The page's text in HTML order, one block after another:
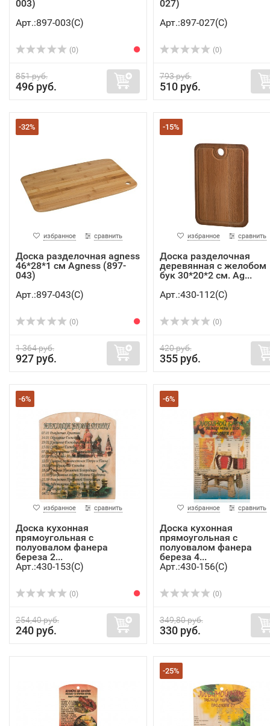
003)
Арт.:897-003(C)
(0)
851 руб.
496 руб.
027)
Арт.:897-027(C)
(0)
793 руб.
510 руб.
-32%
избранное сравнить
Доска разделочная agness
46*28*1 см Agness (897-
043)
Арт.:897-043(C)
(0)
1 364 руб.
927 руб.
-15%
избранное сравнить
Доска разделочная
деревянная с желобом
бук 30*20*2 см. Ag...
Арт.:430-112(C)
(0)
420 руб.
355 руб.
-6%
избранное сравнить
Доска кухонная
прямоугольная с
полуовалом фанера
береза 2...
Арт.:430-153(C)
(0)
254,40 руб.
240 руб.
-6%
избранное сравнить
Доска кухонная
прямоугольная с
полуовалом фанера
береза 4...
Арт.:430-156(C)
(0)
349,80 руб.
330 руб.
-25%